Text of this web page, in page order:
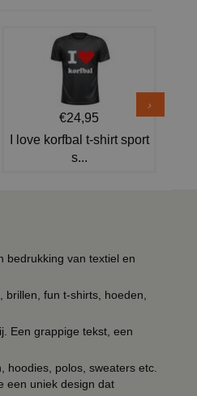
€24,95
I love korfbal t-shirt sport
s...
bedrukking van textiel en
brillen, fun t-shirts, hoeden,
Een grappige tekst, een
hoodies, polos, sweaters etc.
een uniek design dat